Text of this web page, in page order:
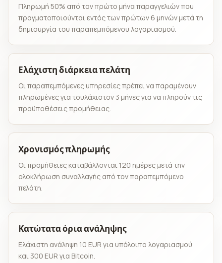
Πληρωμή 50% από τον πρώτο μήνα παραγγελιών που
πραγματοποιούνται εντός των πρώτων 6 μηνών μετά τη
δημιουργία του παραπεμπόμενου λογαριασμού.
Ελάχιστη διάρκεια πελάτη
Οι παραπεμπόμενες υπηρεσίες πρέπει να παραμένουν
πληρωμένες για τουλάχιστον 3 μήνες για να πληρούν τις
προϋποθέσεις προμήθειας.
Χρονισμός πληρωμής
Οι προμήθειες καταβάλλονται 120 ημέρες μετά την
ολοκλήρωση συναλλαγής από τον παραπεμπόμενο
πελάτη.
Κατώτατα όρια ανάληψης
Ελάχιστη ανάληψη 10 EUR για υπόλοιπο λογαριασμού
και 300 EUR για Bitcoin.